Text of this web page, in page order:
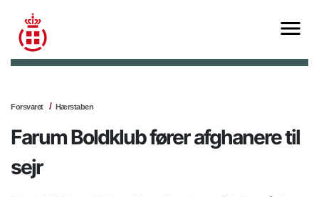
Forsvaret Hærstaben
Farum Boldklub fører afghanere til
sejr